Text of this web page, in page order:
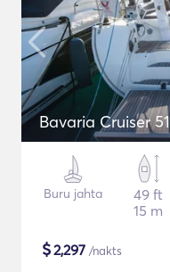
Bavaria Cruiser 51
Buru jahta
49 ft
15 m
$2,297 /nakts